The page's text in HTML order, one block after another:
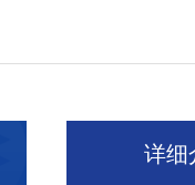
详细